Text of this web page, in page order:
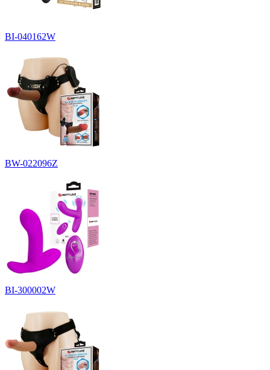
BI-040162W
BW-022096Z
BI-300002W